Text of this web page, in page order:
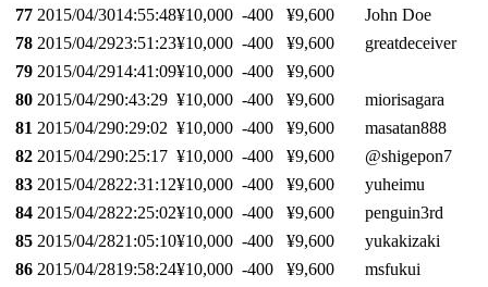
77 2015/04/3014:55:48¥10,000 -400 ¥9,600
John Doe
78 2015/04/2923:51:23¥10,000 -400 ¥9,600
greatdeceiver
79 2015/04/2914:41:09¥10,000 -400
¥9,600
80 2015/04/290:43:29 ¥10,000 -400 ¥9,600
miorisagara
81 2015/04/290:29:02 ¥10,000 -400 ¥9,600
masatan888
82 2015/04/290:25:17 ¥10,000 -400 ¥9,600
@shigepon7
83 2015/04/2822:31:12¥10,000 -400 ¥9,600
yuheimu
84 2015/04/2822:25:02¥10,000 -400 ¥9,600
penguin3rd
85 2015/04/2821:05:10¥10,000 -400 ¥9,600
yukakizaki
86 2015/04/2819:58:24¥10,000 -400 ¥9,600
msfukui